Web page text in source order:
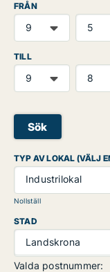
FRÅN
TILL
Sök
TYP AV LOKAL (VÄLJ
Industrilokal
Nollställ
STAD
Landskrona
Valda postnummer: